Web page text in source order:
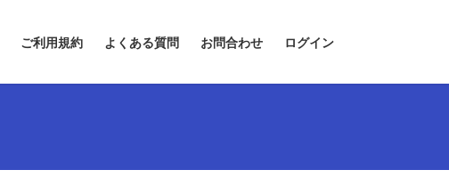
ご利用規約 よくある質問 お問合わせ ログイン